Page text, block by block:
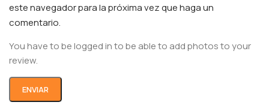
este navegador para la próxima vez que haga un
comentario.
You have to be logged in to be able to add photos to your
review.